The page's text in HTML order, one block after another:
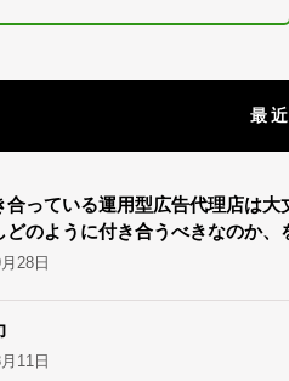
最
合っている運用型広告代理店は
どのように付き合うべきなのか、
28日
11日